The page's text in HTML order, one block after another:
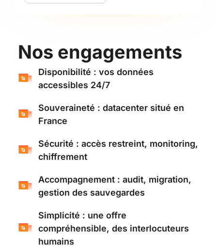
Nos engagements
Disponibilité : vos données
accessibles 24/7
Souveraineté : datacenter situé en
France
Sécurité : accès restreint, monitoring,
chiffrement
Accompagnement : audit, migration,
gestion des sauvegardes
Simplicité : une offre
compréhensible, des interlocuteurs
humains